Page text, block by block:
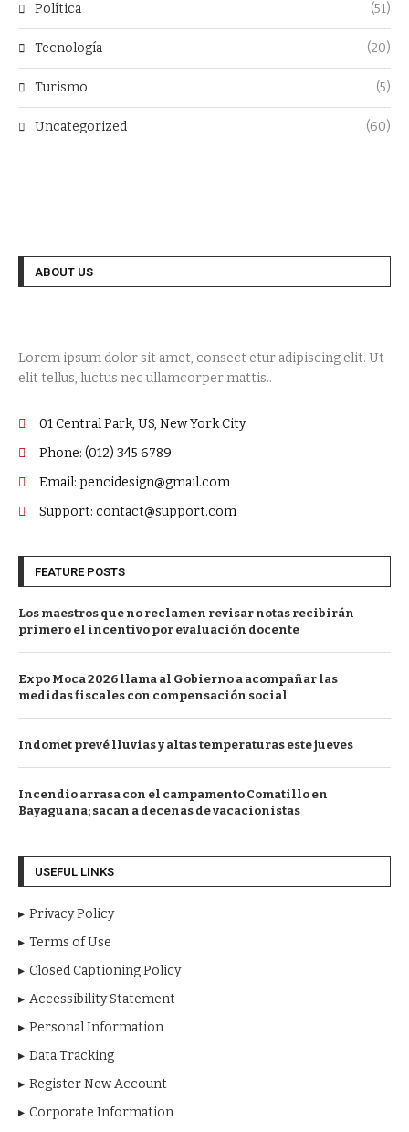
Política (51)
Tecnología (20)
Turismo (5)
Uncategorized (60)
ABOUT US
Lorem ipsum dolor sit amet, consect etur adipiscing elit. Ut
elit tellus, luctus nec ullamcorper mattis..
01 Central Park, US, New York City
Phone: (012) 345 6789
Email: pencidesign@gmail.com
Support: contact@support.com
FEATURE POSTS
Los maestros que no reclamen revisar notas recibirán
primero el incentivo por evaluación docente
Expo Moca 2026 llama al Gobierno a acompañar las
medidas fiscales con compensación social
Indomet prevé lluvias y altas temperaturas este jueves
Incendio arrasa con el campamento Comatillo en
Bayaguana; sacan a decenas de vacacionistas
USEFUL LINKS
Privacy Policy
Terms of Use
Closed Captioning Policy
Accessibility Statement
Personal Information
Data Tracking
Register New Account
Corporate Information